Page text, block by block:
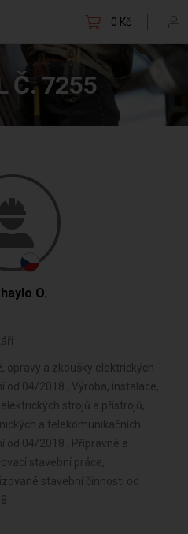
0 Kč
Č. 7255
O.
opravy a zkoušky elektrických
od 04/2018 , Výroba, instalace,
strojů a přístrojů,
a telekomunikačních
od 04/2018 , Přípravné a
stavební práce,
stavební činnosti od